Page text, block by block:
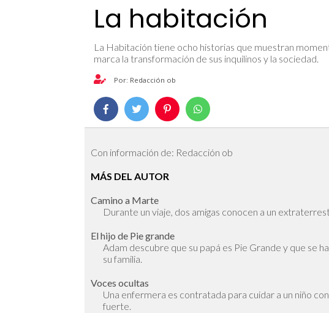
La habitación
La Habitación tiene ocho historias que muestran
marca la transformación de sus inquilinos y la sociedad.
Por: Redacción ob
Con información de: Redacción ob
MÁS DEL AUTOR
Camino a Marte
Durante un viaje, dos amigas conocen a un
El hijo de Pie grande
Adam descubre que su papá es Pie Grande y que se
su familia.
Voces ocultas
Una enfermera es contratada para cuidar a un niño
fuerte.